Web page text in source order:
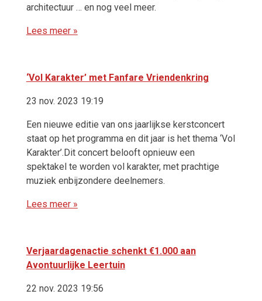
architectuur … en nog veel meer.
Lees meer »
‘Vol Karakter’ met Fanfare Vriendenkring
23 nov. 2023 19:19
Een nieuwe editie van ons jaarlijkse kerstconcert
staat op het programma en dit jaar is het thema ‘Vol
Karakter’.Dit concert belooft opnieuw een
spektakel te worden vol karakter, met prachtige
muziek enbijzondere deelnemers.
Lees meer »
Verjaardagenactie schenkt €1.000 aan
Avontuurlijke Leertuin
22 nov. 2023 19:56